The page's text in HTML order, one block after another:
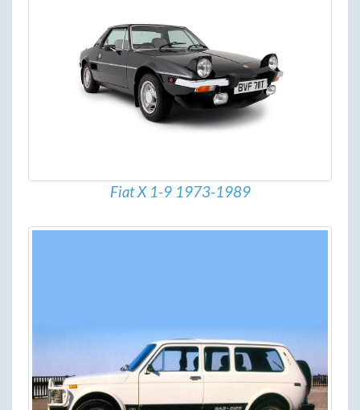
Fiat X 1-9 1973-1989